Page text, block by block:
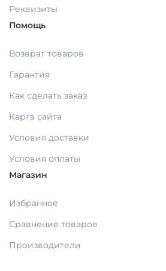
РЕНТГЕНОВСКИЕ МАТЕРИАЛЫ
АППЛИКАТОРЫ /без срока/
ИМПЛАНТОЛОГИЯ
Реквизиты
Помощь
Возврат товаров
Гарантия
Как сделать заказ
Карта сайта
Условия доставки
Условия оплаты
Магазин
Избранное
Сравнение товаров
Производители